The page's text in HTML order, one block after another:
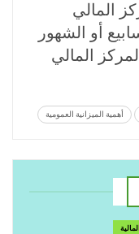
المالي
أو الشهور
المالي
أهمية الميزانية العمومية